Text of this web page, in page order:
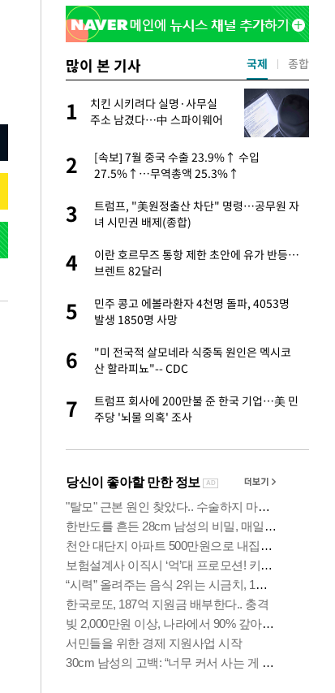
많이 본 기사
습니
'
락 끊어"
행하더
결정…3
1
치킨 시키려다 실명·사무실
주소 남겼다…中 스파이웨어
2
[속보] 7월 중국 수출 23.9%↑ 수입
27.5%↑…무역총액 25.3%↑
3
트럼프, "美원정출산 차단" 명령…공무원 자
녀 시민권 배제(종합)
4
이란 호르무즈 통항 제한 초안에 유가 반등…
브렌트 82달러
5
민주 콩고 에볼라환자 4천명 돌파, 4053명
발생 1850명 사망
6
"미 전국적 살모네라 식중독 원인은 멕시코
산 할라피뇨"-- CDC
7
트럼프 회사에 200만불 준 한국 기업…美 민
주당 '뇌물 의혹' 조사
국제 종합